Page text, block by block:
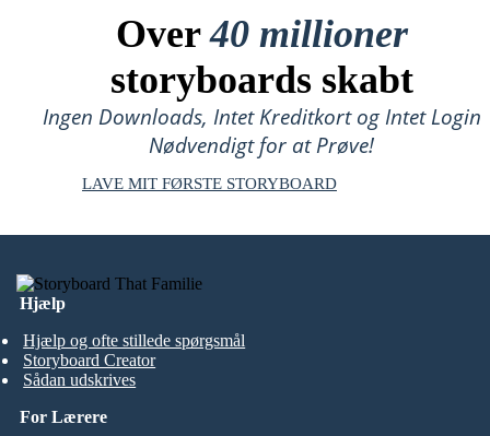
Over40 millioner
storyboards skabt
Ingen Downloads, Intet Kreditkort og Intet Login
Nødvendigt for at Prøve!
LAVE MIT FØRSTE STORYBOARD
Hjælp
Hjælp og ofte stillede spørgsmål
Storyboard Creator
Sådan udskrives
For Lærere